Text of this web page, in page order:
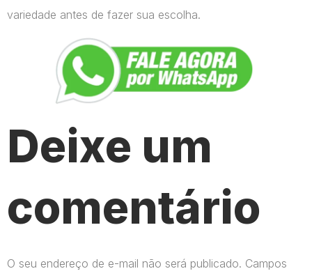
variedade antes de fazer sua escolha.
Deixe um
comentário
O seu endereço de e-mail não será publicado. Campos